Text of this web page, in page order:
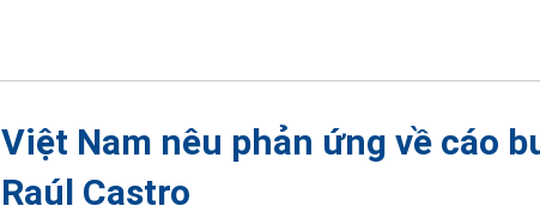
Việt Nam nêu phản ứng về cáo
Raúl Castro